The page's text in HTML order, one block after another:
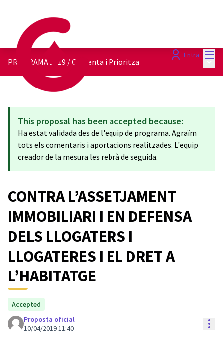
Entra
PROGRAMA 2019 /Comenta i Prioritza
This proposal has been accepted because:
Ha estat validada des de l'equip de programa. Agraïm
tots els comentaris i aportacions realitzades. L'equip
creador de la mesura les rebrà de seguida.
CONTRA L’ASSETJAMENT
IMMOBILIARI I EN DEFENSA
DELS LLOGATERS I
LLOGATERES I EL DRET A
L’HABITATGE
Accepted
Proposta oficial
10/04/2019 11:40